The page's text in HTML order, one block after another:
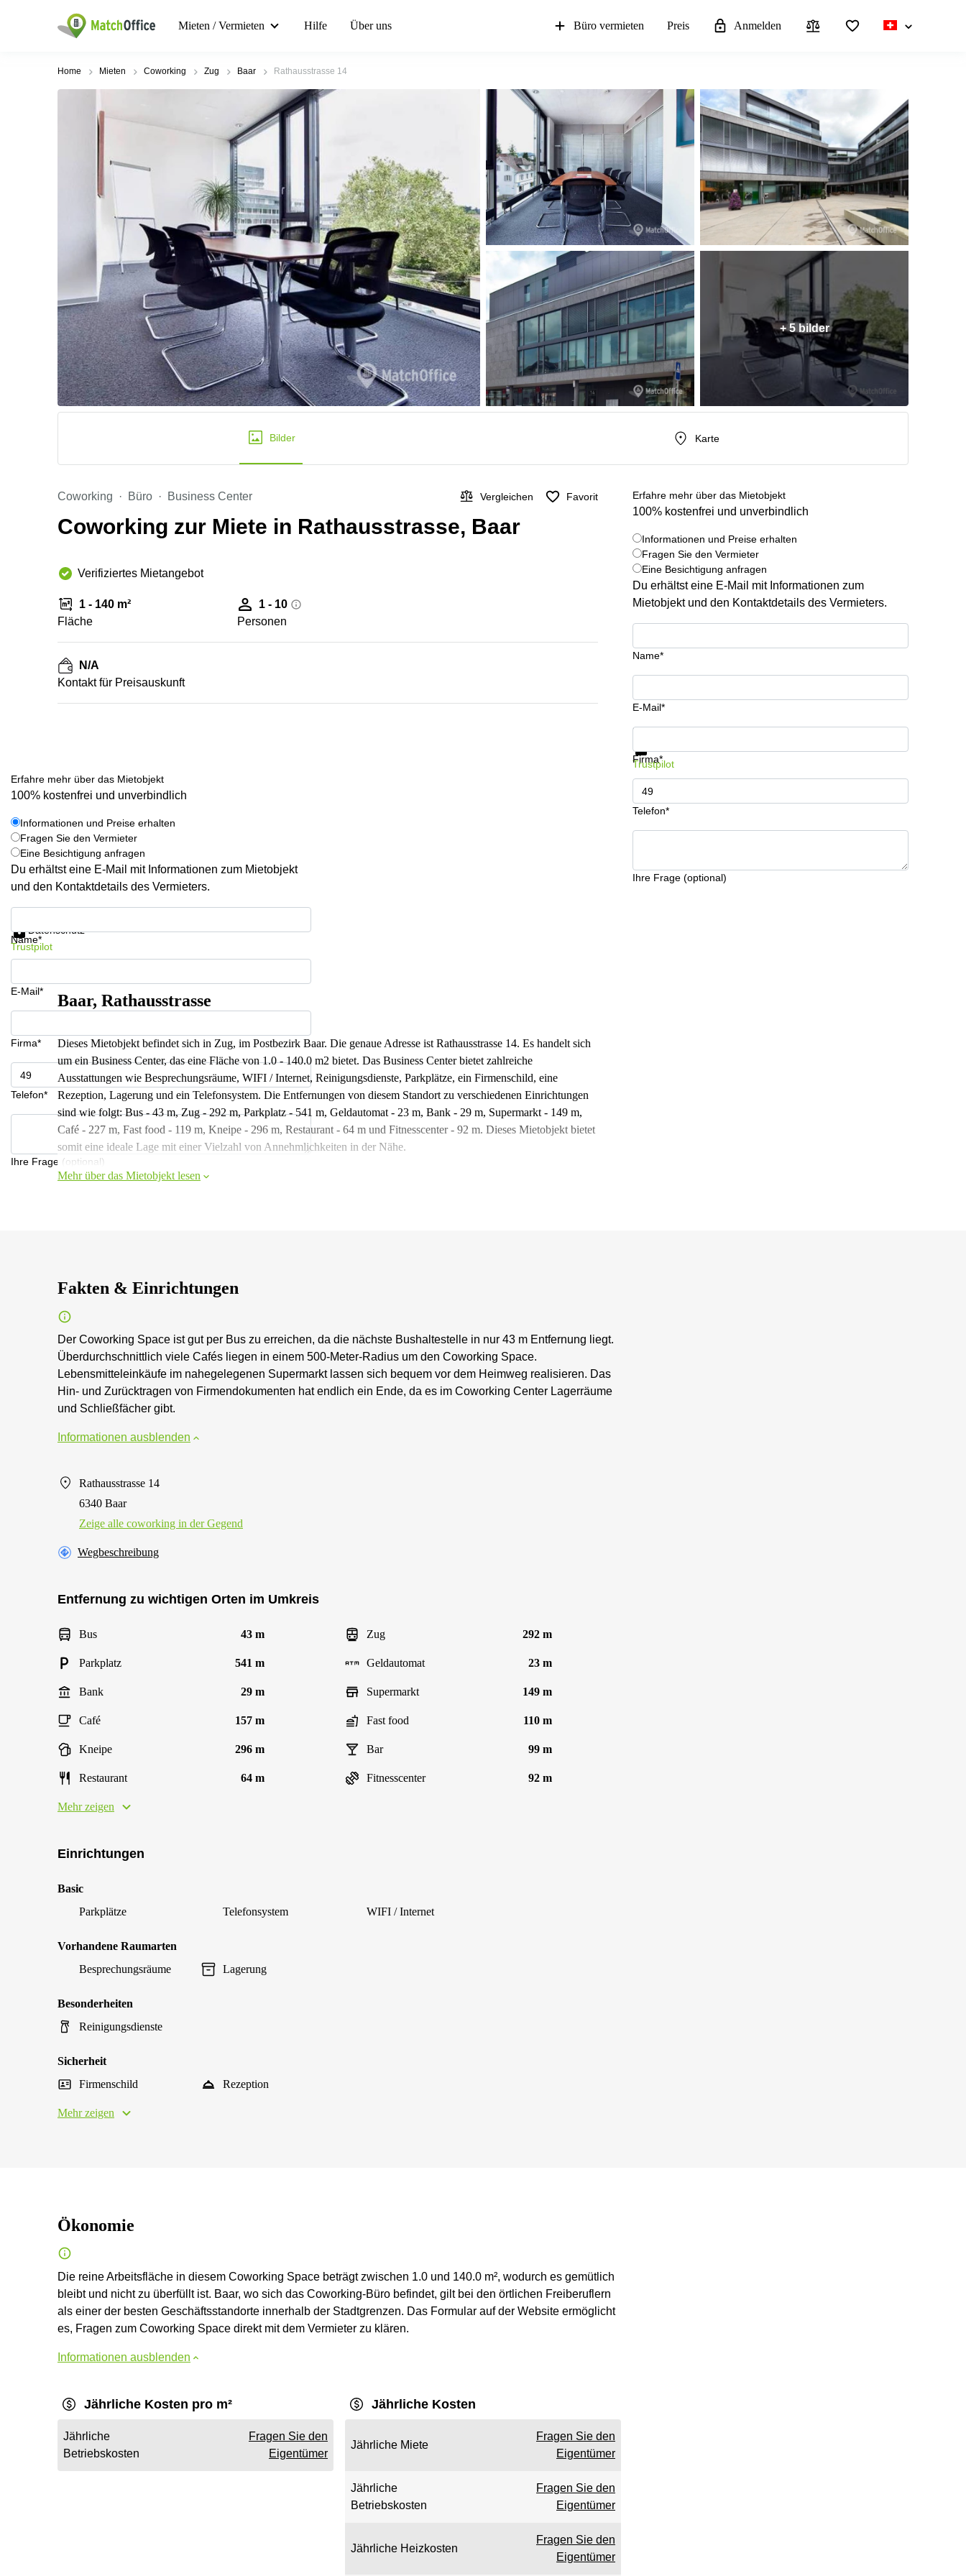
Mieten / Vermieten Hilfe Über uns Büro vermieten Preis Anmelden
Home Mieten Coworking Zug Baar Rathausstrasse 14
+ 5 bilder
Bilder Karte
Coworking Büro Business Center Vergleichen Favorit
Coworking zur Miete in Rathausstrasse, Baar
Verifiziertes Mietangebot
1 - 140 m²
Fläche
1 - 10
Personen
N/A
Kontakt für Preisauskunft
Erfahre mehr über das Mietobjekt
100% kostenfrei und unverbindlich
Informationen und Preise erhalten
Fragen Sie den Vermieter
Eine Besichtigung anfragen
Du erhältst eine E-Mail mit Informationen zum
Mietobjekt und den Kontaktdetails des Vermieters.
Name*
E-Mail*
Firma*
Telefon*
Ihre Frage (optional)
Informationen und Preise erhalten
Trustpilot
Erfahre mehr über das Mietobjekt
100% kostenfrei und unverbindlich
Informationen und Preise erhalten
Fragen Sie den Vermieter
Eine Besichtigung anfragen
Du erhältst eine E-Mail mit Informationen zum Mietobjekt
und den Kontaktdetails des Vermieters.
Name*
E-Mail*
Firma*
Telefon*
Ihre Frage (optional)
Datenschutz
Trustpilot
Baar, Rathausstrasse
Dieses Mietobjekt befindet sich in Zug, im Postbezirk Baar. Die genaue Adresse ist Rathausstrasse 14. Es handelt sich
um ein Business Center, das eine Fläche von 1.0 - 140.0 m2 bietet. Das Business Center bietet zahlreiche
Ausstattungen wie Besprechungsräume, WIFI / Internet, Reinigungsdienste, Parkplätze, ein Firmenschild, eine
Rezeption, Lagerung und ein Telefonsystem. Die Entfernungen von diesem Standort zu verschiedenen Einrichtungen
sind wie folgt: Bus - 43 m, Zug - 292 m, Parkplatz - 541 m, Geldautomat - 23 m, Bank - 29 m, Supermarkt - 149 m,
Café - 227 m, Fast food - 119 m, Kneipe - 296 m, Restaurant - 64 m und Fitnesscenter - 92 m. Dieses Mietobjekt bietet
somit eine ideale Lage mit einer Vielzahl von Annehmlichkeiten in der Nähe.
Mehr über das Mietobjekt lesen
Fakten & Einrichtungen
Der Coworking Space ist gut per Bus zu erreichen, da die nächste Bushaltestelle in nur 43 m Entfernung liegt.
Überdurchschnittlich viele Cafés liegen in einem 500-Meter-Radius um den Coworking Space.
Lebensmitteleinkäufe im nahegelegenen Supermarkt lassen sich bequem vor dem Heimweg realisieren. Das
Hin- und Zurücktragen von Firmendokumenten hat endlich ein Ende, da es im Coworking Center Lagerräume
und Schließfächer gibt.
Informationen ausblenden
Rathausstrasse 14
6340 Baar
Zeige alle сoworking in der Gegend
Wegbeschreibung
Entfernung zu wichtigen Orten im Umkreis
Bus 43 m Zug 292 m
Parkplatz 541 m Geldautomat 23 m
Bank 29 m Supermarkt 149 m
Café 157 m Fast food 110 m
Kneipe 296 m Bar 99 m
Restaurant 64 m Fitnesscenter 92 m
Mehr zeigen
Einrichtungen
Basic
Parkplätze
Telefonsystem WIFI / Internet
Vorhandene Raumarten
Besprechungsräume
Lagerung
Besonderheiten
Reinigungsdienste
Sicherheit
Firmenschild
Rezeption
Mehr zeigen
Ökonomie
Die reine Arbeitsfläche in diesem Coworking Space beträgt zwischen 1.0 und 140.0 m², wodurch es gemütlich
bleibt und nicht zu überfüllt ist. Baar, wo sich das Coworking-Büro befindet, gilt bei den örtlichen Freiberuflern
als einer der besten Geschäftsstandorte innerhalb der Stadtgrenzen. Das Formular auf der Website ermöglicht
es, Fragen zum Coworking Space direkt mit dem Vermieter zu klären.
Informationen ausblenden
Jährliche Kosten pro m²
Jährliche
Betriebskosten
Fragen Sie den
Eigentümer
Jährliche Kosten
Jährliche Miete
Fragen Sie den
Eigentümer
Jährliche
Betriebskosten
Fragen Sie den
Eigentümer
Jährliche Heizkosten
Fragen Sie den
Eigentümer